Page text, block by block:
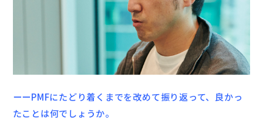
ーーPMFにたどり着くまでを改めて振り返って、良かっ
たことは何でしょうか。